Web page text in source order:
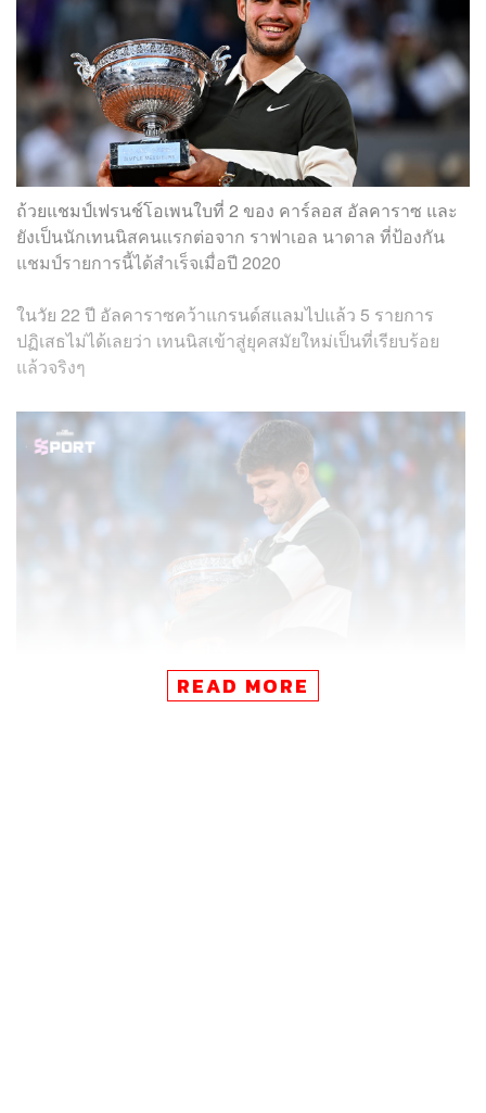
ถ้วยแชมป์เฟรนช์โอเพนใบที่ 2 ของ คาร์ลอส อัลคาราซ และ
ยังเป็นนักเทนนิสคนแรกต่อจาก ราฟาเอล นาดาล ที่ป้องกัน
แชมป์รายการนี้ได้สำเร็จเมื่อปี 2020
ในวัย 22 ปี อัลคาราซคว้าแกรนด์สแลมไปแล้ว 5 รายการ
ปฏิเสธไม่ได้เลยว่า เทนนิสเข้าสู่ยุคสมัยใหม่เป็นที่เรียบร้อย
แล้วจริงๆ
READ MORE